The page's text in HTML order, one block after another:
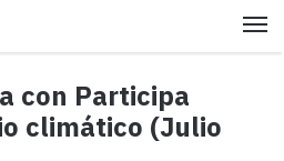
con Participa
climático (Julio